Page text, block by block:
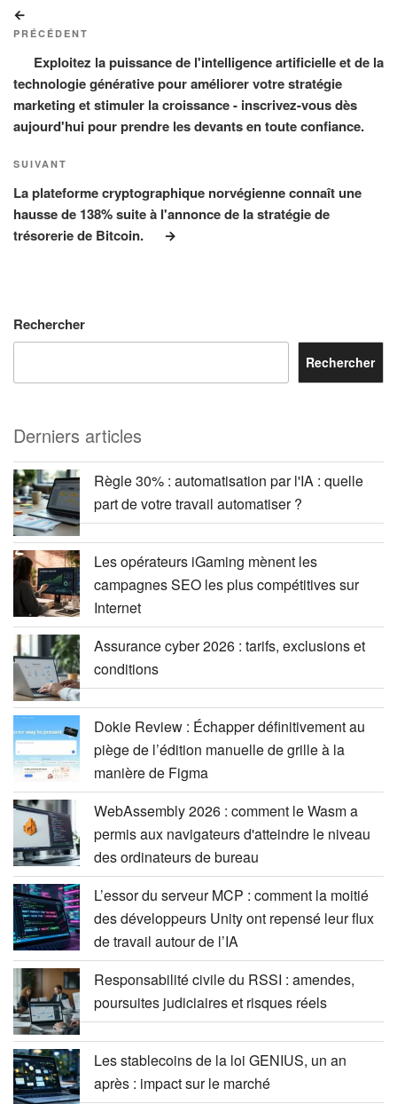
de
l’article
précédent
PRÉCÉDENT
Exploitez la puissance de l'intelligence artificielle et de la
technologie générative pour améliorer votre stratégie
marketing et stimuler la croissance - inscrivez-vous dès
aujourd'hui pour prendre les devants en toute confiance.
Article
suivant
SUIVANT
La plateforme cryptographique norvégienne connaît une
hausse de 138% suite à l'annonce de la stratégie de
trésorerie de Bitcoin.
Rechercher
Rechercher
Derniers articles
Règle 30% : automatisation par l'IA : quelle
part de votre travail automatiser ?
Les opérateurs iGaming mènent les
campagnes SEO les plus compétitives sur
Internet
Assurance cyber 2026 : tarifs, exclusions et
conditions
Dokie Review : Échapper définitivement au
piège de l’édition manuelle de grille à la
manière de Figma
WebAssembly 2026 : comment le Wasm a
permis aux navigateurs d'atteindre le niveau
des ordinateurs de bureau
L’essor du serveur MCP : comment la moitié
des développeurs Unity ont repensé leur flux
de travail autour de l’IA
Responsabilité civile du RSSI : amendes,
poursuites judiciaires et risques réels
Les stablecoins de la loi GENIUS, un an
après : impact sur le marché